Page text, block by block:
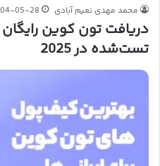
محمد مهدی نعیم آبادی 05-28
دریافت تون کوین رایگان
تست‌شده در 2025